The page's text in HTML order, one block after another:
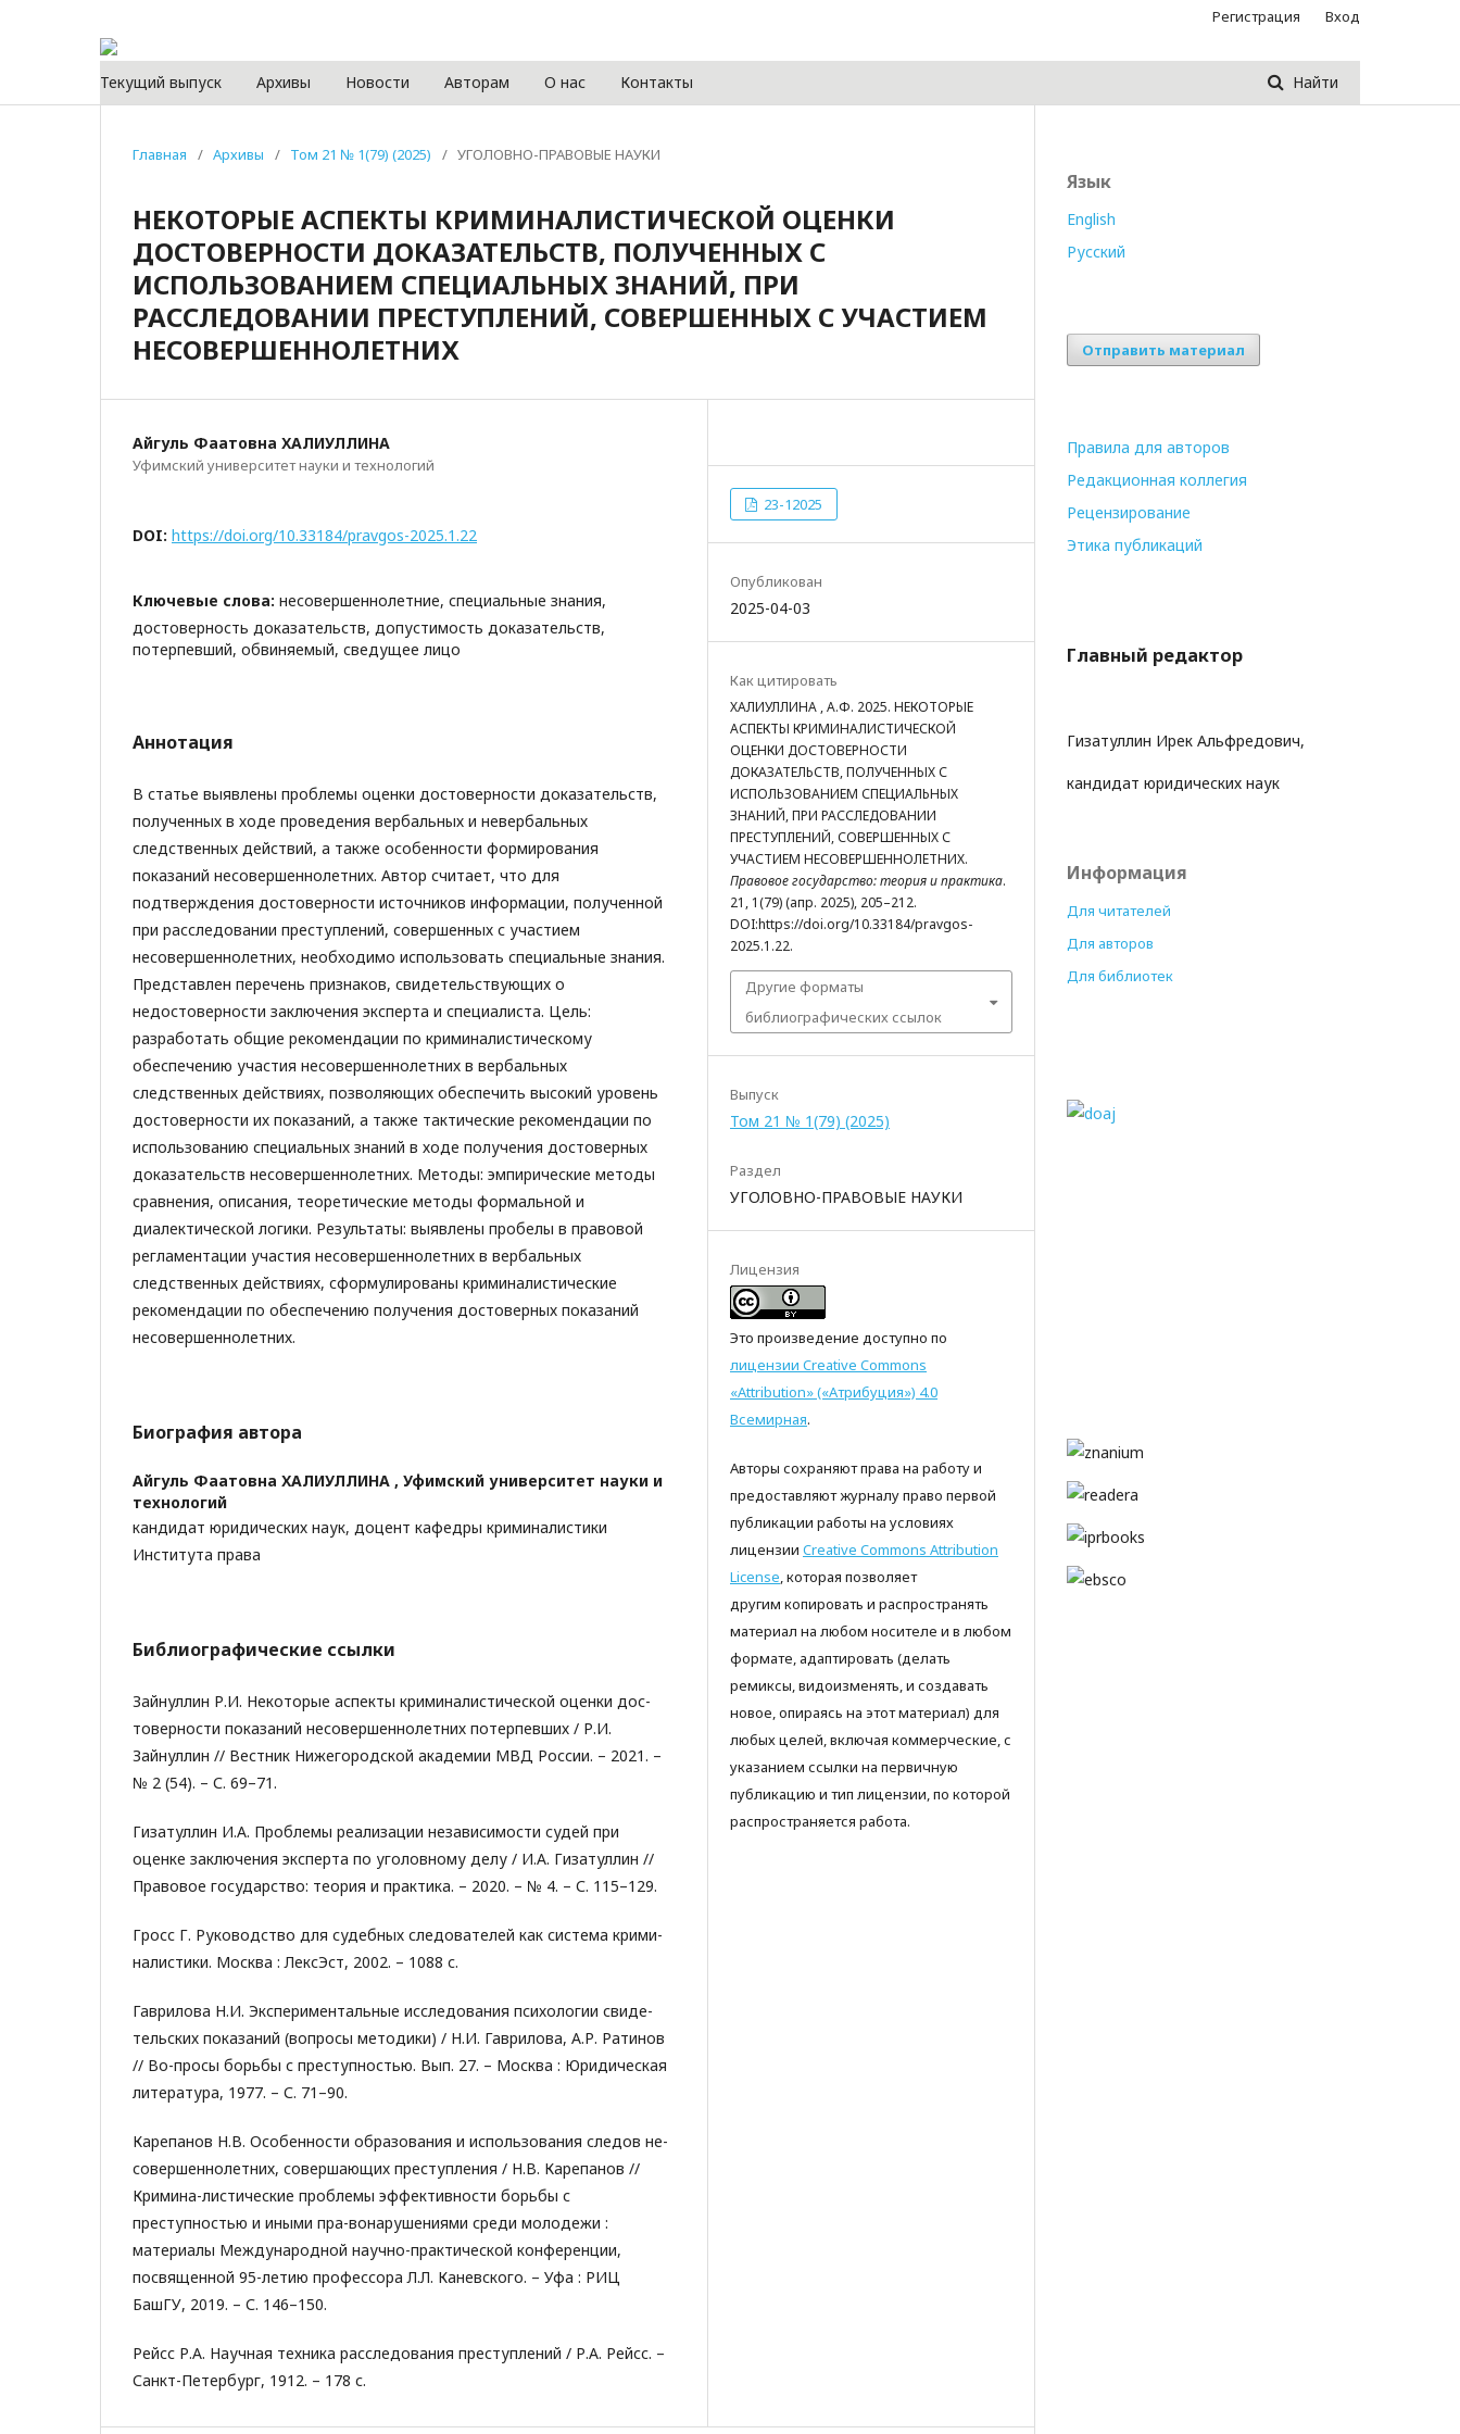
Текущий выпуск Архивы Новости Авторам О нас Контакты Найти
Регистрация Вход
Главная / Архивы / Том 21 № 1(79) (2025) / УГОЛОВНО-ПРАВОВЫЕ НАУКИ
НЕКОТОРЫЕ АСПЕКТЫ КРИМИНАЛИСТИЧЕСКОЙ ОЦЕНКИ
ДОСТОВЕРНОСТИ ДОКАЗАТЕЛЬСТВ, ПОЛУЧЕННЫХ С
ИСПОЛЬЗОВАНИЕМ СПЕЦИАЛЬНЫХ ЗНАНИЙ, ПРИ
РАССЛЕДОВАНИИ ПРЕСТУПЛЕНИЙ, СОВЕРШЕННЫХ С УЧАСТИЕМ
НЕСОВЕРШЕННОЛЕТНИХ
Айгуль Фаатовна ХАЛИУЛЛИНА
Уфимский университет науки и технологий
DOI: https://doi.org/10.33184/pravgos-2025.1.22
Ключевые слова: несовершеннолетние, специальные знания,
достоверность доказательств, допустимость доказательств,
потерпевший, обвиняемый, сведущее лицо
Аннотация
В статье выявлены проблемы оценки достоверности доказательств,
полученных в ходе проведения вербальных и невербальных
следственных действий, а также особенности формирования
показаний несовершеннолетних. Автор считает, что для
подтверждения достоверности источников информации, полученной
при расследовании преступлений, совершенных с участием
несовершеннолетних, необходимо использовать специальные знания.
Представлен перечень признаков, свидетельствующих о
недостоверности заключения эксперта и специалиста. Цель:
разработать общие рекомендации по криминалистическому
обеспечению участия несовершеннолетних в вербальных
следственных действиях, позволяющих обеспечить высокий уровень
достоверности их показаний, а также тактические рекомендации по
использованию специальных знаний в ходе получения достоверных
доказательств несовершеннолетних. Методы: эмпирические методы
сравнения, описания, теоретические методы формальной и
диалектической логики. Результаты: выявлены пробелы в правовой
регламентации участия несовершеннолетних в вербальных
следственных действиях, сформулированы криминалистические
рекомендации по обеспечению получения достоверных показаний
несовершеннолетних.
Биография автора
Айгуль Фаатовна ХАЛИУЛЛИНА , Уфимский университет науки и
технологий
кандидат юридических наук, доцент кафедры криминалистики
Института права
Библиографические ссылки
Зайнуллин Р.И. Некоторые аспекты криминалистической оценки дос-
товерности показаний несовершеннолетних потерпевших / Р.И.
Зайнуллин // Вестник Нижегородской академии МВД России. – 2021. –
№ 2 (54). – С. 69–71.
Гизатуллин И.А. Проблемы реализации независимости судей при
оценке заключения эксперта по уголовному делу / И.А. Гизатуллин //
Правовое государство: теория и практика. – 2020. – № 4. – С. 115–129.
Гросс Г. Руководство для судебных следователей как система крими-
налистики. Москва : ЛексЭст, 2002. – 1088 с.
Гаврилова Н.И. Экспериментальные исследования психологии свиде-
тельских показаний (вопросы методики) / Н.И. Гаврилова, А.Р. Ратинов
// Во-просы борьбы с преступностью. Вып. 27. – Москва : Юридическая
литература, 1977. – С. 71–90.
Карепанов Н.В. Особенности образования и использования следов не-
совершеннолетних, совершающих преступления / Н.В. Карепанов //
Кримина-листические проблемы эффективности борьбы с
преступностью и иными пра-вонарушениями среди молодежи :
материалы Международной научно-практической конференции,
посвященной 95-летию профессора Л.Л. Каневского. – Уфа : РИЦ
БашГУ, 2019. – С. 146–150.
Рейсс Р.А. Научная техника расследования преступлений / Р.А. Рейсс. –
Санкт-Петербург, 1912. – 178 с.
23-12025
Опубликован
2025-04-03
Как цитировать
ХАЛИУЛЛИНА , А.Ф. 2025. НЕКОТОРЫЕ
АСПЕКТЫ КРИМИНАЛИСТИЧЕСКОЙ
ОЦЕНКИ ДОСТОВЕРНОСТИ
ДОКАЗАТЕЛЬСТВ, ПОЛУЧЕННЫХ С
ИСПОЛЬЗОВАНИЕМ СПЕЦИАЛЬНЫХ
ЗНАНИЙ, ПРИ РАССЛЕДОВАНИИ
ПРЕСТУПЛЕНИЙ, СОВЕРШЕННЫХ С
УЧАСТИЕМ НЕСОВЕРШЕННОЛЕТНИХ.
Правовое государство: теория и практика.
21, 1(79) (апр. 2025), 205–212.
DOI:https://doi.org/10.33184/pravgos-
2025.1.22.
Другие форматы
библиографических ссылок
Выпуск
Том 21 № 1(79) (2025)
Раздел
УГОЛОВНО-ПРАВОВЫЕ НАУКИ
Лицензия
Это произведение доступно по
лицензии Creative Commons
«Attribution» («Атрибуция») 4.0
Всемирная.
Авторы сохраняют права на работу и
предоставляют журналу право первой
публикации работы на условиях
лицензии Creative Commons Attribution
License, которая позволяет
другим копировать и распространять
материал на любом носителе и в любом
формате, адаптировать (делать
ремиксы, видоизменять, и создавать
новое, опираясь на этот материал) для
любых целей, включая коммерческие, с
указанием ссылки на первичную
публикацию и тип лицензии, по которой
распространяется работа.
Язык
English
Русский
Отправить материал
Правила для авторов
Редакционная коллегия
Рецензирование
Этика публикаций
Главный редактор
Гизатуллин Ирек Альфредович,
кандидат юридических наук
Информация
Для читателей
Для авторов
Для библиотек